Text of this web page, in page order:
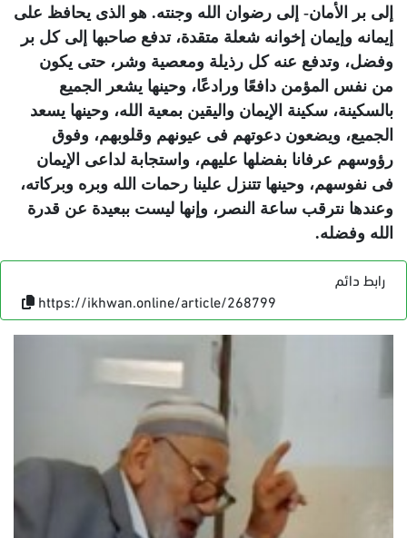
إلى بر الأمان- إلى رضوان الله وجنته. هو الذى يحافظ على
إيمانه وإيمان إخوانه شعلة متقدة، تدفع صاحبها إلى كل بر
وفضل، وتدفع عنه كل رذيلة ومعصية وشر، حتى يكون
من نفس المؤمن دافعًا ورادعًا، وحينها يشعر الجميع
بالسكينة، سكينة الإيمان واليقين بمعية الله، وحينها يسعد
الجميع، ويضعون دعوتهم فى عيونهم وقلوبهم، وفوق
رؤوسهم عرفانا بفضلها عليهم، واستجابة لداعى الإيمان
فى نفوسهم، وحينها تتنزل علينا رحمات الله وبره وبركاته،
وعندها نترقب ساعة النصر، وإنها ليست ببعيدة عن قدرة
الله وفضله.
رابط دائم
https://ikhwan.online/article/268799